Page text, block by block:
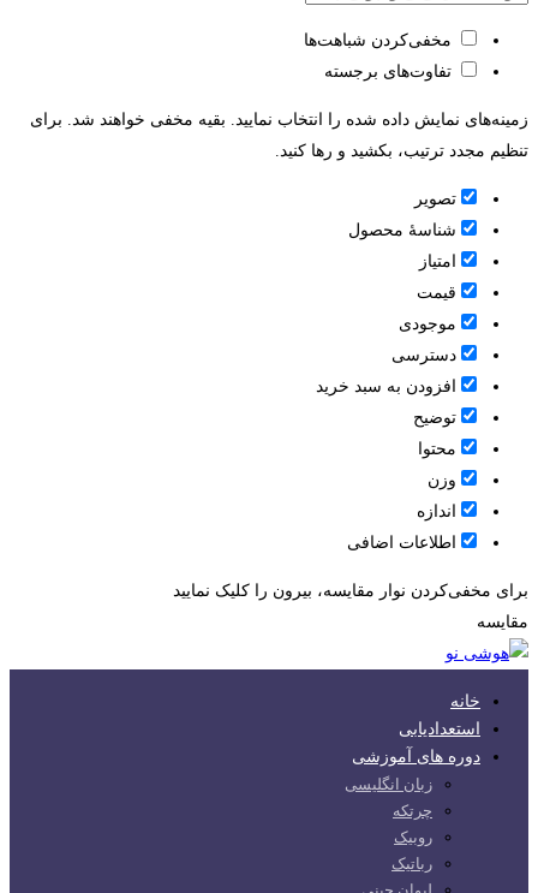
مخفی‌کردن شباهت‌ها
تفاوت‌های برجسته
زمینه‌های نمایش داده شده را انتخاب نمایید. بقیه مخفی خواهند شد. برای
تنظیم مجدد ترتیب، بکشید و رها کنید.
تصویر
شناسۀ محصول
امتیاز
قيمت
موجودی
دسترسی
افزودن به سبد خرید
توضیح
محتوا
وزن
اندازه
اطلاعات اضافی
برای مخفی‌کردن نوار مقایسه، بیرون را کلیک نمایید
مقایسه
خانه
استعدادیابی
دوره های آموزشی
زبان انگلیسی
چرتکه
روبیک
رباتیک